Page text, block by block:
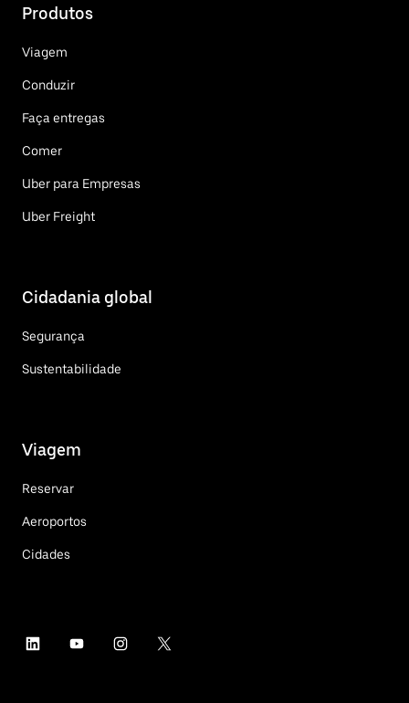
Produtos
Viagem
Conduzir
Faça entregas
Comer
Uber para Empresas
Uber Freight
Cidadania global
Segurança
Sustentabilidade
Viagem
Reservar
Aeroportos
Cidades